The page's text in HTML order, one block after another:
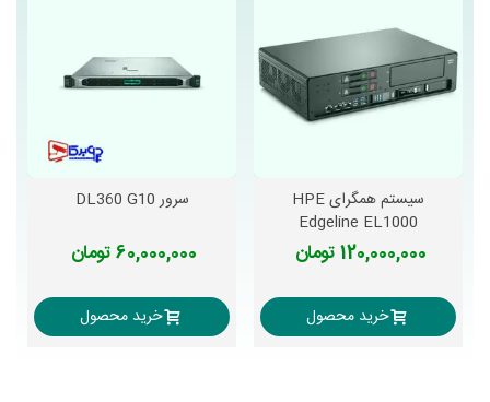
سیستم همگرای HPE
Edgeline EL1000
120,000,000 تومان
خرید محصول
سرور DL360 G10
60,000,000 تومان
خرید محصول